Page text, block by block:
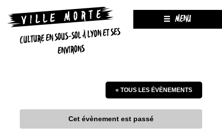
CULTURE EN SOUS-SOL À LYON ET SES
ENVIRONS
MENU
« TOUS LES ÉVÈNEMENTS
Cet évènement est passé